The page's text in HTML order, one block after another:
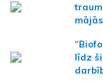
mājās
līdz